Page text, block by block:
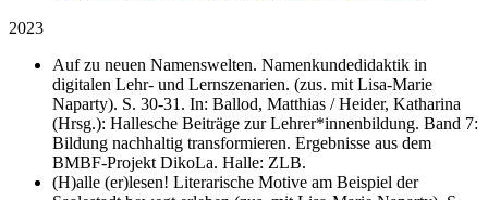
2023
Auf zu neuen Namenswelten. Namenkundedidaktik in
digitalen Lehr- und Lernszenarien. (zus. mit Lisa-Marie
Naparty). S. 30-31. In: Ballod, Matthias / Heider, Katharina
(Hrsg.): Hallesche Beiträge zur Lehrer*innenbildung. Band 7:
Bildung nachhaltig transformieren. Ergebnisse aus dem
BMBF-Projekt DikoLa. Halle: ZLB.
(H)alle (er)lesen! Literarische Motive am Beispiel der